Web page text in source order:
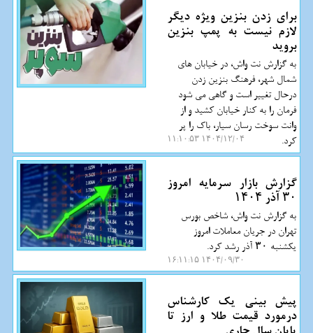
برای زدن بنزین ویژه دیگر
لازم نیست به پمپ بنزین
بروید
به گزارش نت واش، در خیابان های
شمال شهر، فرهنگ بنزین زدن
درحال تغییر است و گاهی می شود
فرمان را به کنار خیابان کشید و از
وانت سوخت رسان سیار، باک را پر
کرد.
۱۴۰۴/۱۲/۰۴ ۱۱:۱۰:۵۳
گزارش بازار سرمایه امروز
۳۰ آذر ۱۴۰۴
به گزارش نت واش، شاخص بورس
تهران در جریان معاملات امروز
یکشنبه ۳۰ آذر رشد کرد.
۱۴۰۴/۰۹/۳۰ ۱۶:۱۱:۱۵
پیش بینی یک کارشناس
درمورد قیمت طلا و ارز تا